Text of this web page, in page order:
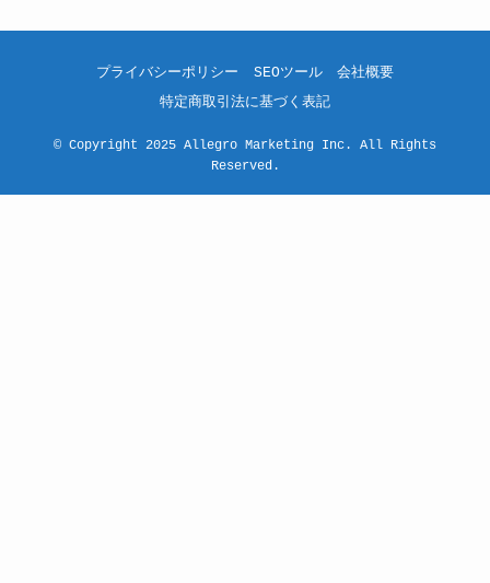
プライバシーポリシー SEOツール
会社概要
特定商取引法に基づく表記
© Copyright 2025 Allegro Marketing Inc. All Rights
Reserved.